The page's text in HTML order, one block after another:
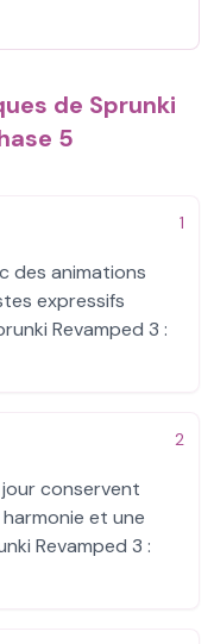
de Sprunki
5
1
des animations
expressifs
Revamped 3 :
2
conservent
et une
Revamped 3 :